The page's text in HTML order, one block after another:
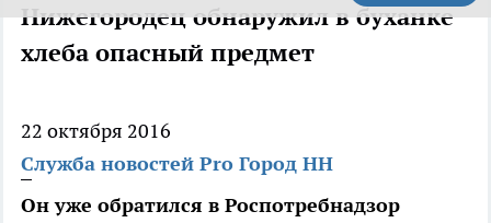
Нижегородец обнаружил в буханке
хлеба опасный предмет
22 октября 2016
Служба новостей Pro Город НН
Он уже обратился в Роспотребнадзор